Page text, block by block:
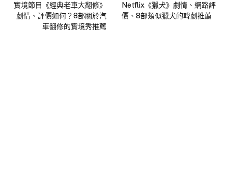
實境節目《經典老車大翻修》
劇情、評價如何？8部關於汽
車翻修的實境秀推薦
Netflix《獵犬》劇情、網路評
價、8部類似獵犬的韓劇推薦